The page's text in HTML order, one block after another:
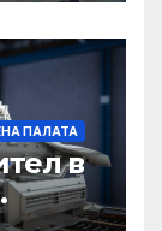
ПАЛАТА
в